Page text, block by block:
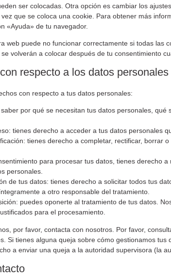
ser colocadas. Otra opción es cambiar los
que se coloca una cookie. Para obtener más
«Ayuda» de tu navegador.
web puede no funcionar correctamente si todas las
volverán a colocar después de tu consentimiento
respecto a los datos personales
con respecto a tus datos personales:
por qué se necesitan tus datos personales,
tienes derecho a acceder a tus datos personales
tienes derecho a completar, rectificar, borrar
para procesar tus datos, tienes derecho
personales.
de tus datos: tienes derecho a solicitar todos tus
a otro responsable del tratamiento.
puedes oponerte al tratamiento de tus datos.
para el procesamiento.
por favor, contacta con nosotros. Por favor,
Si tienes alguna queja sobre cómo gestionamos
a enviar una queja a la autoridad supervisora (la